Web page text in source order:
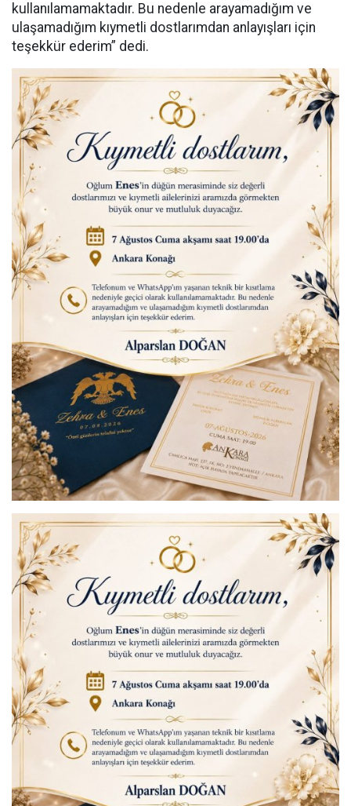
kullanılamamaktadır. Bu nedenle arayamadığım ve
ulaşamadığım kıymetli dostlarımdan anlayışları için
teşekkür ederim” dedi.